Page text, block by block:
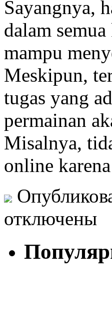
Sayangnya,
dalam
mampu
Meskipun,
tugas yang
permainan
Misalnya,
online
отключены